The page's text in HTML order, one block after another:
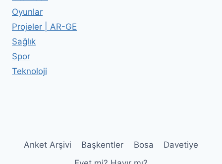
Oyunlar
Projeler | AR-GE
Sağlık
Spor
Teknoloji
Anket Arşivi Başkentler Bosa
Davetiye